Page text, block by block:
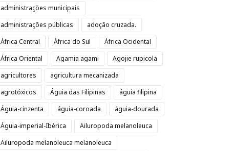
administrações municipais
administrações públicas
adoção cruzada.
África Central
África do Sul
África Ocidental
África Oriental
Agamia agami
Agojie rupicola
agricultores
agricultura mecanizada
agrotóxicos
Águia das Filipinas
águia filipina
Águia-cinzenta
águia-coroada
águia-dourada
Águia-imperial-Ibérica
Ailuropoda melanoleuca
Ailuropoda melanoleuca melanoleuca